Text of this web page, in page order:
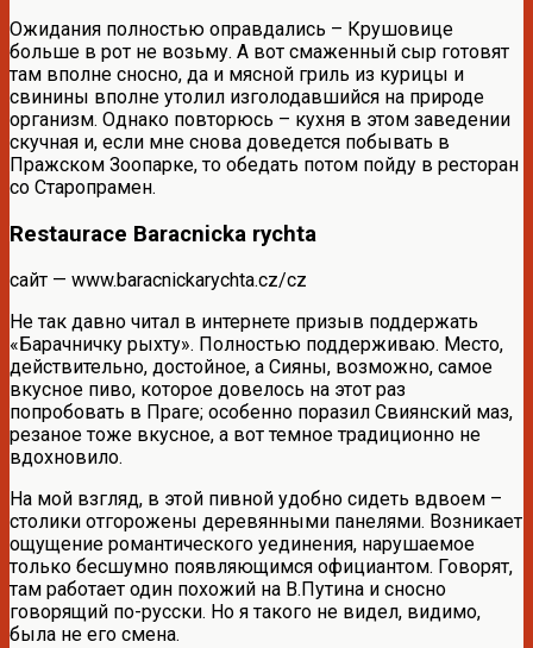
Ожидания полностью оправдались – Крушовице
больше в рот не возьму. А вот смаженный сыр готовят
там вполне сносно, да и мясной гриль из курицы и
свинины вполне утолил изголодавшийся на природе
организм. Однако повторюсь – кухня в этом заведении
скучная и, если мне снова доведется побывать в
Пражском Зоопарке, то обедать потом пойду в ресторан
со Старопрамен.
Restaurace Baracnicka rychta
сайт — www.baracnickarychta.cz/cz
Не так давно читал в интернете призыв поддержать
«Барачничку рыхту». Полностью поддерживаю. Место,
действительно, достойное, а Сияны, возможно, самое
вкусное пиво, которое довелось на этот раз
попробовать в Праге; особенно поразил Свиянский маз,
резаное тоже вкусное, а вот темное традиционно не
вдохновило.
На мой взгляд, в этой пивной удобно сидеть вдвоем –
столики отгорожены деревянными панелями. Возникает
ощущение романтического уединения, нарушаемое
только бесшумно появляющимся официантом. Говорят,
там работает один похожий на В.Путина и сносно
говорящий по-русски. Но я такого не видел, видимо,
была не его смена.